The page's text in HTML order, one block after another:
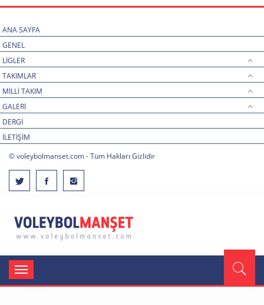
ANA SAYFA
GENEL
LİGLER
TAKIMLAR
MİLLİ TAKIM
GALERİ
DERGİ
İLETİŞİM
© voleybolmanset.com - Tüm Hakları Gizlidir
Toggle
navigation